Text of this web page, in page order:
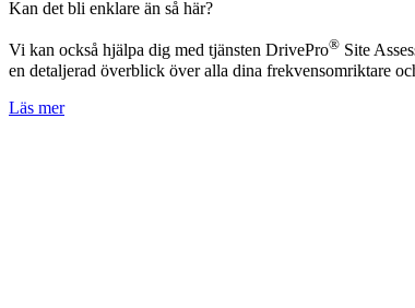
Kan det bli enklare än så här?
Vi kan också hjälpa dig med tjänsten DrivePro® Site
en detaljerad överblick över alla dina frekvensomriktare
Läs mer